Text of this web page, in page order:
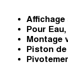
Affichage
Pour
Montage
Piston